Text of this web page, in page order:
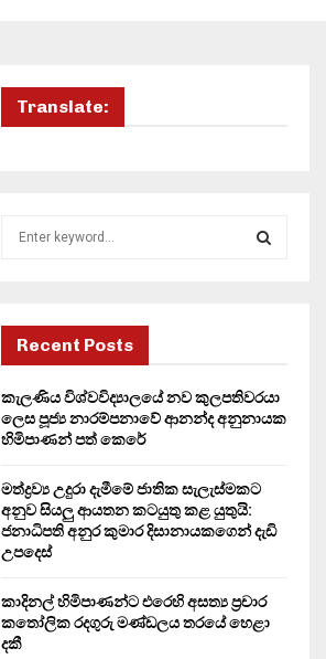
Translate:
f
r
:
R
Recent Posts
කැලණිය විශ්වවිද්‍යාලයේ නව කුලපතිවරයා
ලෙස පූජ්‍ය නාරම්පනාවේ ආනන්ද අනුනායක
හිමිපාණන් පත් කෙරේ
මත්ද්‍රව්‍ය උදුරා දැමීමේ ජාතික සැලැස්මකට
අනුව සියලු ආයතන කටයුතු කළ යුතුයි:
ජනාධිපති අනුර කුමාර දිසානායකගෙන් දැඩි
උපදෙස්
කාදිනල් හිමිපාණන්ට එරෙහි අසත්‍ය ප්‍රචාර
කතෝලික රදගුරු මණ්ඩලය තරයේ හෙළා
දකී